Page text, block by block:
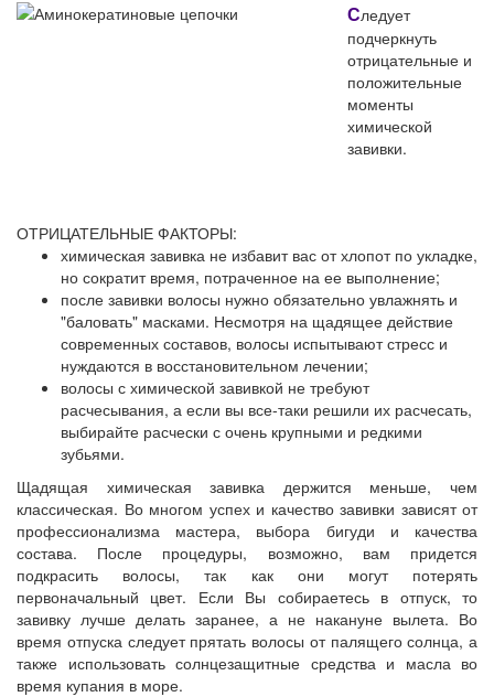
Следует
подчеркнуть
отрицательные и
положительные
моменты
химической
завивки.
ОТРИЦАТЕЛЬНЫЕ ФАКТОРЫ:
химическая завивка не избавит вас от хлопот по укладке,
но сократит время, потраченное на ее выполнение;
после завивки волосы нужно обязательно увлажнять и
"баловать" масками. Несмотря на щадящее действие
современных составов, волосы испытывают стресс и
нуждаются в восстановительном лечении;
волосы с химической завивкой не требуют
расчесывания, а если вы все-таки решили их расчесать,
выбирайте расчески с очень крупными и редкими
зубьями.
Щадящая химическая завивка держится меньше, чем
классическая. Во многом успех и качество завивки зависят от
профессионализма мастера, выбора бигуди и качества
состава. После процедуры, возможно, вам придется
подкрасить волосы, так как они могут потерять
первоначальный цвет. Если Вы собираетесь в отпуск, то
завивку лучше делать заранее, а не накануне вылета. Во
время отпуска следует прятать волосы от палящего солнца, а
также использовать солнцезащитные средства и масла во
время купания в море.